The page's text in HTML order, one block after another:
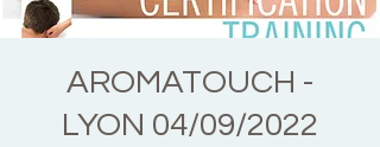
AROMATOUCH -
LYON 04/09/2022